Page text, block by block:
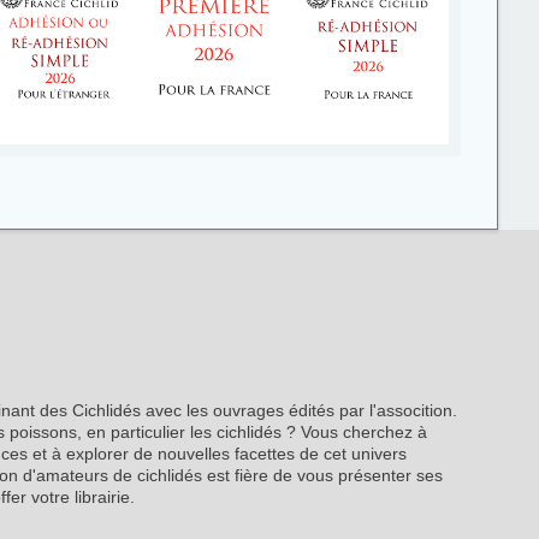
des Cichlidés avec les ouvrages édités par l'assocition.
poissons, en particulier les cichlidés ? Vous cherchez à
et à explorer de nouvelles facettes de cet univers
d'amateurs de cichlidés est fière de vous présenter ses
votre librairie.